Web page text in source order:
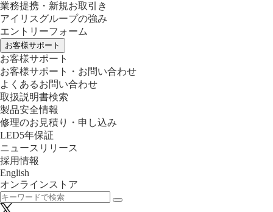
業務提携・新規お取引き
アイリスグループの強み
エントリーフォーム
お客様サポート
お客様サポート
お客様サポート・お問い合わせ
よくあるお問い合わせ
取扱説明書検索
製品安全情報
修理のお見積り・申し込み
LED5年保証
ニュースリリース
採用情報
English
オンラインストア